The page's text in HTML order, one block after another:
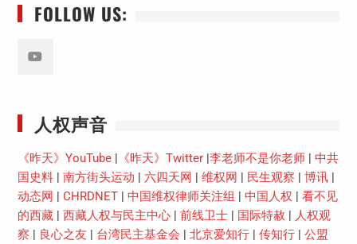
FOLLOW US:
人权声音
《昨天》YouTube| 《昨天》Twitter| 李老师不是你老师| 中共
国史料| 南方街头运动 六四天网 维权网 民生观察 博讯|
动态网
CHRDNET| 中国维权律师关注组 中国人权
看不见
的西藏| 西藏人权与民主中心| 前线卫士| 国际特赦
人权观
察
良心之友 台湾民主基金会 北京爱知行| 传知行| 公盟